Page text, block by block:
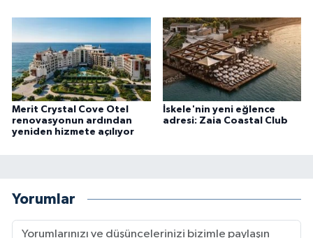
Merit Crystal Cove Otel
renovasyonun ardından
yeniden hizmete açılıyor
İskele'nin yeni eğlence
adresi: Zaia Coastal Club
Yorumlar